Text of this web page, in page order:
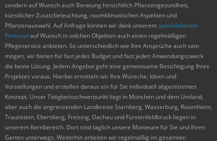
sondern auf Wunsch auch Beratung hinsichtlich Pflanzengesundheit,
künstlicher Zusatzbeleuchtung, raumklimatischen Aspekten und
Pflanzenauswahl. Auf Anfrage können wir dank unserem spezialisierten
Personal auf Wunsch in solchen Objekten auch einen regelmäßigen
Pflegeservice anbieten. So unterschiedlich wie Ihre Ansprüche auch sein
mögen, wir bieten für fast jedes Budget und fast jeden Anwendungszweck
die beste Lösung. Jedem Angebot geht eine gemeinsame Besichtigung Ihres
Projektes voraus. Hierbei ermitteln wir Ihre Wünsche, Ideen und
Vorstellungen und erstellen daraus ein für Sie individuell abgestimmtes
Konzept. Unser Tätigkeitsschwerpunkt liegt in München und dem Umland,
aber auch die angrenzenden Landkreise Starnberg, Wasserburg, Rosenheim,
Traunstein, Ebersberg, Freising, Dachau und Fürstenfeldbruck liegen in
unserem Kernbereich. Dort sind täglich unsere Monteure für Sie und Ihren
Garten unterwegs. Weiterhin arbeiten wir regelmäßig im gesamten